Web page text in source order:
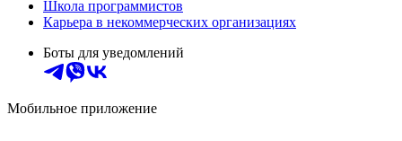
Школа программистов
Карьера в некоммерческих организациях
Боты для уведомлений
Мобильное приложение